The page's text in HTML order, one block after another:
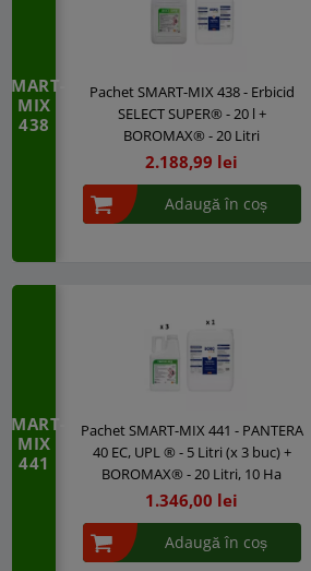
SMART-
MIX
438
Pachet SMART-MIX 438 - Erbicid
SELECT SUPER® - 20 l +
BOROMAX® - 20 Litri
2.188,99 lei
Adaugă în coș
SMART-
MIX
441
Pachet SMART-MIX 441 - PANTERA
40 EC, UPL ® - 5 Litri (x 3 buc) +
BOROMAX® - 20 Litri, 10 Ha
1.346,00 lei
Adaugă în coș